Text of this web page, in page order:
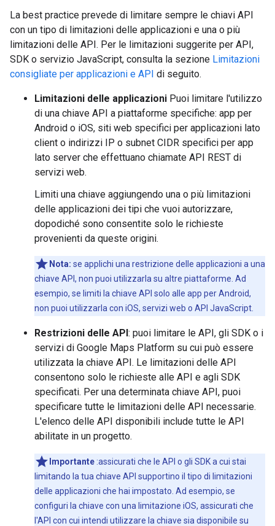
La best practice prevede di limitare sempre le chiavi API
con un tipo di limitazioni delle applicazioni e una o più
limitazioni delle API. Per le limitazioni suggerite per API,
SDK o servizio JavaScript, consulta la sezione Limitazioni
consigliate per applicazioni e API di seguito.
Limitazioni delle applicazioni Puoi limitare l'utilizzo
di una chiave API a piattaforme specifiche: app per
Android o iOS, siti web specifici per applicazioni lato
client o indirizzi IP o subnet CIDR specifici per app
lato server che effettuano chiamate API REST di
servizi web.
Limiti una chiave aggiungendo una o più limitazioni
delle applicazioni dei tipi che vuoi autorizzare,
dopodiché sono consentite solo le richieste
provenienti da queste origini.
Nota: se applichi una restrizione delle applicazioni a una
chiave API, non puoi utilizzarla su altre piattaforme. Ad
esempio, se limiti la chiave API solo alle app per Android,
non puoi utilizzarla con iOS, servizi web o API JavaScript.
Restrizioni delle API: puoi limitare le API, gli SDK o i
servizi di Google Maps Platform su cui può essere
utilizzata la chiave API. Le limitazioni delle API
consentono solo le richieste alle API e agli SDK
specificati. Per una determinata chiave API, puoi
specificare tutte le limitazioni delle API necessarie.
L'elenco delle API disponibili include tutte le API
abilitate in un progetto.
Importante :assicurati che le API o gli SDK a cui stai
limitando la tua chiave API supportino il tipo di limitazioni
delle applicazioni che hai impostato. Ad esempio, se
configuri la chiave con una limitazione iOS, assicurati che
l'API con cui intendi utilizzare la chiave sia disponibile su